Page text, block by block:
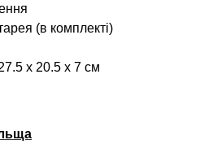
(в комплекті)
х 20.5 х 7 см